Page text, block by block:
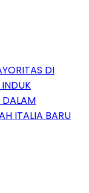
DI
DALAM
ITALIA BARU